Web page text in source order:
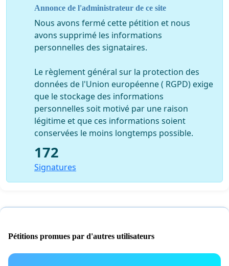
Annonce de l'administrateur de ce site
Nous avons fermé cette pétition et nous
avons supprimé les informations
personnelles des signataires.
Le règlement général sur la protection des
données de l'Union européenne ( RGPD) exige
que le stockage des informations
personnelles soit motivé par une raison
légitime et que ces informations soient
conservées le moins longtemps possible.
172
Signatures
Pétitions promues par d'autres utilisateurs